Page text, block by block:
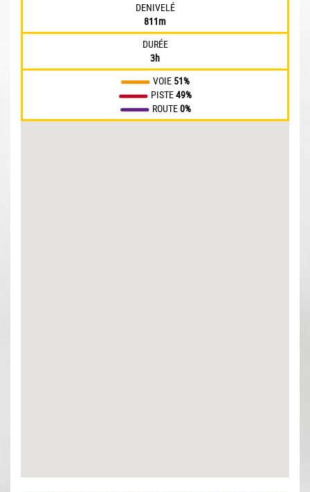
DENIVELÉ
811m
DURÉE
3h
VOIE 51%
PISTE49%
ROUTE0%